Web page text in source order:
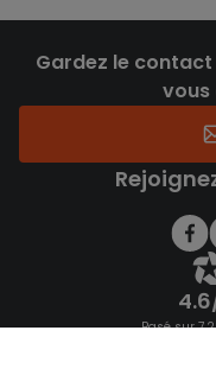
Gardez le contact
vous
Basé sur 7